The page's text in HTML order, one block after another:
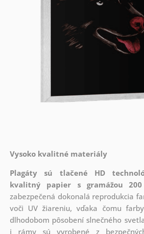
Vysoko kvalitné materiály
Plagáty sú tlačené HD
kvalitný papier s gramážou 200
zabezpečená dokonalá reprodukcia
voči UV žiareniu, vďaka čomu
dlhodobom pôsobení slnečného
i rámy sú vyrobené z